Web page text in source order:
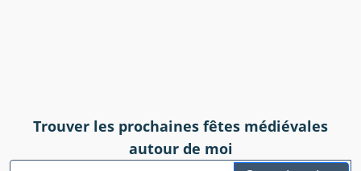
Trouver les prochaines fêtes médiévales
autour de moi